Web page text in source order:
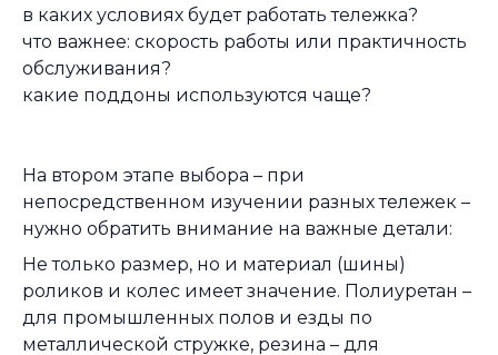
в каких условиях будет работать тележка?
что важнее: скорость работы или практичность
обслуживания?
какие поддоны используются чаще?
На втором этапе выбора – при
непосредственном изучении разных тележек –
нужно обратить внимание на важные детали:
Не только размер, но и материал (шины)
роликов и колес имеет значение. Полиуретан –
для промышленных полов и езды по
металлической стружке, резина – для